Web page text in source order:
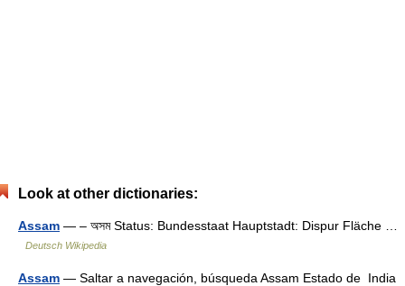
Look at other dictionaries:
Assam — – অসম Status: Bundesstaat Hauptstadt: Dispur Fläche …
Deutsch Wikipedia
Assam — Saltar a navegación, búsqueda Assam Estado de India